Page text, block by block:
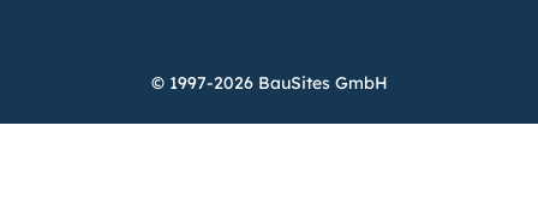
© 1997-2026 BauSites GmbH